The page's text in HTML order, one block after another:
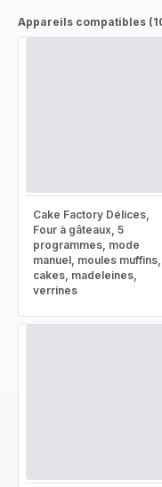
Appareils compatibles
Cake Factory Délices,
Four à gâteaux, 5
programmes, mode
manuel, moules muffins,
cakes, madeleines,
verrines